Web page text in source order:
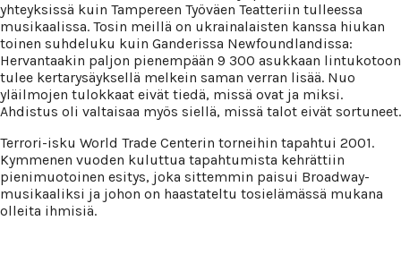
yhteyksissä kuin Tampereen Työväen Teatteriin tulleessa
musikaalissa. Tosin meillä on ukrainalaisten kanssa hiukan
toinen suhdeluku kuin Ganderissa Newfoundlandissa:
Hervantaakin paljon pienempään 9 300 asukkaan lintukotoon
tulee kertarysäyksellä melkein saman verran lisää. Nuo
yläilmojen tulokkaat eivät tiedä, missä ovat ja miksi.
Ahdistus oli valtaisaa myös siellä, missä talot eivät sortuneet.
Terrori-isku World Trade Centerin torneihin tapahtui 2001.
Kymmenen vuoden kuluttua tapahtumista kehrättiin
pienimuotoinen esitys, joka sittemmin paisui Broadway-
musikaaliksi ja johon on haastateltu tosielämässä mukana
olleita ihmisiä.